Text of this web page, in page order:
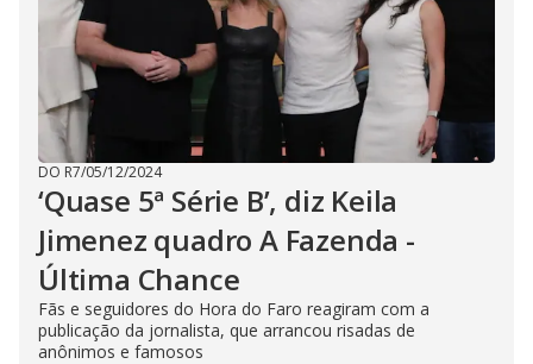
DO R7/05/12/2024
‘Quase 5ª Série B’, diz Keila
Jimenez quadro A Fazenda -
Última Chance
Fãs e seguidores do Hora do Faro reagiram com a
publicação da jornalista, que arrancou risadas de
anônimos e famosos